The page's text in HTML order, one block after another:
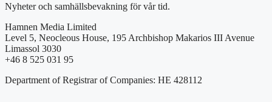
Nyheter och samhällsbevakning för vår tid.
Hamnen Media Limited
Level 5, Neocleous House, 195 Archbishop Makarios III Avenue
Limassol 3030
+46 8 525 031 95
Department of Registrar of Companies: HE 428112